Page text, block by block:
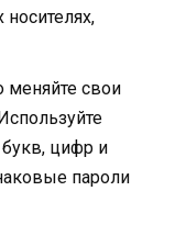
меняйте свои
цифр и
пароли